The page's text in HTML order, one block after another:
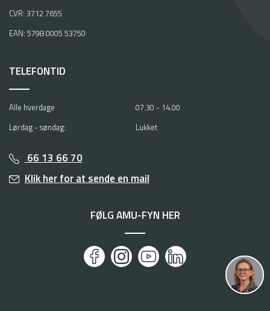
CVR: 3712 7655
EAN: 5798 0005 53750
TELEFONTID
Alle hverdage
07.30 - 14.00
Lørdag - søndag:
Lukket
66 13 66 70
Klik her for at sende en mail
FØLG AMU-FYN HER